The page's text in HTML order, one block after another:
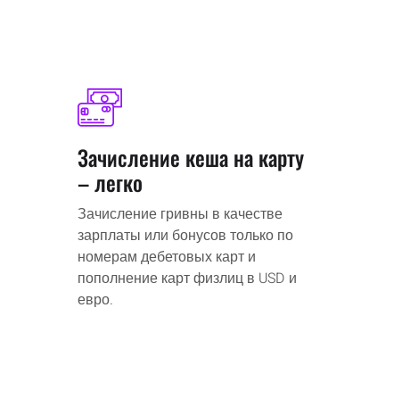
Зачисление кеша на карту
– легко
Зачисление гривны в качестве
зарплаты или бонусов только по
номерам дебетовых карт и
пополнение карт физлиц в USD и
евро.